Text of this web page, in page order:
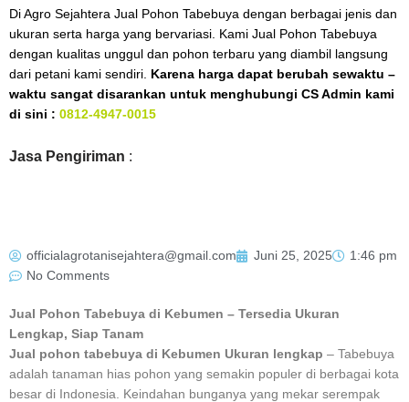
Di Agro Sejahtera Jual Pohon Tabebuya dengan berbagai jenis dan
ukuran serta harga yang bervariasi. Kami Jual Pohon Tabebuya
dengan kualitas unggul dan pohon terbaru yang diambil langsung
dari petani kami sendiri. Karena harga dapat berubah sewaktu –
waktu sangat disarankan untuk menghubungi CS Admin kami
di sini : 0812-4947-0015
Jasa Pengiriman :
officialagrotanisejahtera@gmail.com Juni 25, 2025
1:46 pm
No Comments
Jual Pohon Tabebuya di Kebumen – Tersedia Ukuran
Lengkap, Siap Tanam
Jual pohon tabebuya di Kebumen Ukuran lengkap – Tabebuya
adalah tanaman hias pohon yang semakin populer di berbagai kota
besar di Indonesia. Keindahan bunganya yang mekar serempak